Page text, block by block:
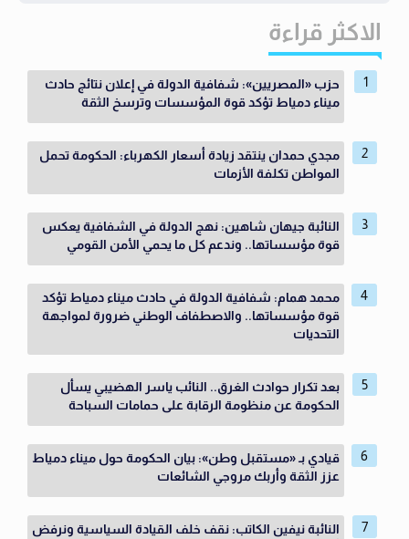
الاكثر قراءة
حزب «المصريين»: شفافية الدولة في إعلان نتائج حادث
ميناء دمياط تؤكد قوة المؤسسات وترسخ الثقة
مجدي حمدان ينتقد زيادة أسعار الكهرباء: الحكومة تحمل
المواطن تكلفة الأزمات
النائبة جيهان شاهين: نهج الدولة في الشفافية يعكس
قوة مؤسساتها.. وندعم كل ما يحمي الأمن القومي
محمد همام: شفافية الدولة في حادث ميناء دمياط تؤكد
قوة مؤسساتها.. والاصطفاف الوطني ضرورة لمواجهة
التحديات
بعد تكرار حوادث الغرق.. النائب ياسر الهضيبي يسأل
الحكومة عن منظومة الرقابة على حمامات السباحة
قيادي بـ «مستقبل وطن»: بيان الحكومة حول ميناء دمياط
عزز الثقة وأربك مروجي الشائعات
النائبة نيفين الكاتب: نقف خلف القيادة السياسية ونرفض